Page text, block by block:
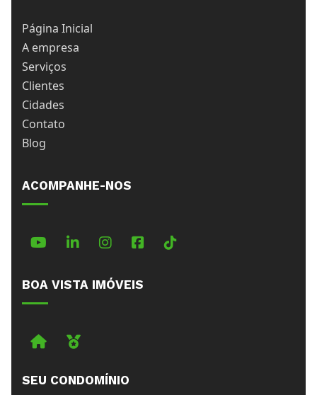
Página Inicial
A empresa
Serviços
Clientes
Cidades
Contato
Blog
ACOMPANHE-NOS
TikTok
BOA VISTA IMÓVEIS
ImobiliáriaBoa Vista Prime
SEU CONDOMÍNIO